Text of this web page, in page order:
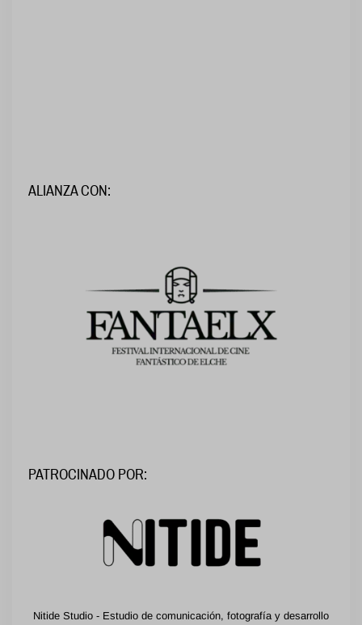
ALIANZA CON:
PATROCINADO POR:
Nitide Studio - Estudio de comunicación, fotografía y desarrollo